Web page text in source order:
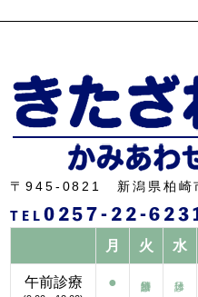
〒945-0821 新潟県柏崎
TEL 0257-22-6231
月 火 水
午前診療 ●